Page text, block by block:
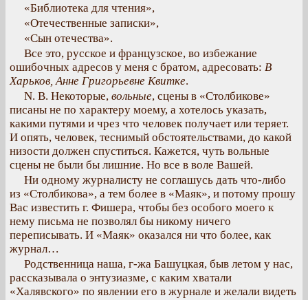
«Библиотека для чтения»,
«Отечественные записки»,
«Сын отечества».
Все это, русское и французское, во избежание
ошибочных адресов у меня с братом, адресовать: В
Харьков, Анне Григорьевне Квитке.
N. В. Некоторые, вольные, сцены в «Столбикове»
писаны не по характеру моему, а хотелось указать,
какими путями и чрез что человек получает или теряет.
И опять, человек, теснимый обстоятельствами, до какой
низости должен спуститься. Кажется, чуть вольные
сцены не были бы лишние. Но все в воле Вашей.
Ни одному журналисту не соглашусь дать что-либо
из «Столбикова», а тем более в «Маяк», и потому прошу
Вас известить г. Фишера, чтобы без особого моего к
нему письма не позволял бы никому ничего
переписывать. И «Маяк» оказался ни что более, как
журнал…
Родственница наша, г-жа Башуцкая, быв летом у нас,
рассказывала о энтузиазме, с каким хватали
«Халявского» по явлении его в журнале и желали видеть